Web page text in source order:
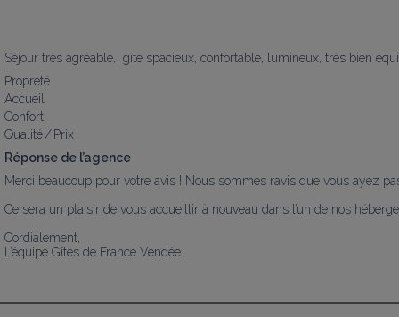
Séjour très agréable,  gîte spacieux, confortable, lumineux, très bien
Propreté
Accueil
Confort
Qualité / Prix
Réponse de l’agence
Merci beaucoup pour votre avis ! Nous sommes ravis que vous ayez
Ce sera un plaisir de vous accueillir à nouveau dans l’un de nos
Cordialement,
L’équipe Gîtes de France Vendée